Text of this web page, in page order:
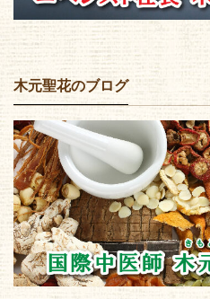
木元聖花のブログ